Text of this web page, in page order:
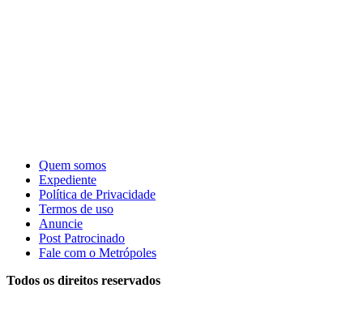
Quem somos
Expediente
Política de Privacidade
Termos de uso
Anuncie
Post Patrocinado
Fale com o Metrópoles
Todos os direitos reservados